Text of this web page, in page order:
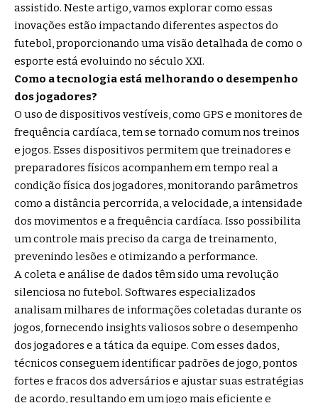
assistido. Neste artigo, vamos explorar como essas
inovações estão impactando diferentes aspectos do
futebol, proporcionando uma visão detalhada de como o
esporte está evoluindo no século XXI.
Como a tecnologia está melhorando o desempenho
dos jogadores?
O uso de dispositivos vestíveis, como GPS e monitores de
frequência cardíaca, tem se tornado comum nos treinos
e jogos. Esses dispositivos permitem que treinadores e
preparadores físicos acompanhem em tempo real a
condição física dos jogadores, monitorando parâmetros
como a distância percorrida, a velocidade, a intensidade
dos movimentos e a frequência cardíaca. Isso possibilita
um controle mais preciso da carga de treinamento,
prevenindo lesões e otimizando a performance.
A coleta e análise de dados têm sido uma revolução
silenciosa no futebol. Softwares especializados
analisam milhares de informações coletadas durante os
jogos, fornecendo insights valiosos sobre o desempenho
dos jogadores e a tática da equipe. Com esses dados,
técnicos conseguem identificar padrões de jogo, pontos
fortes e fracos dos adversários e ajustar suas estratégias
de acordo, resultando em um jogo mais eficiente e